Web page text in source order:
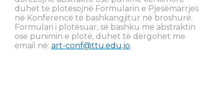
duhet të plotësojnë Formularin e Pjesëmarrjes
në Konferencë të bashkangjitur në broshurë.
Formulari i plotësuar, së bashku me abstraktin
ose punimin e plotë, duhet të dërgohet me
email në: art-conf@ttu.edu.jo.